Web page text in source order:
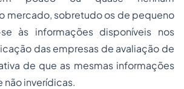
mercado, sobretudo os de pequeno
às informações disponíveis nos
das empresas de avaliação de
de que as mesmas informações
não inverídicas.